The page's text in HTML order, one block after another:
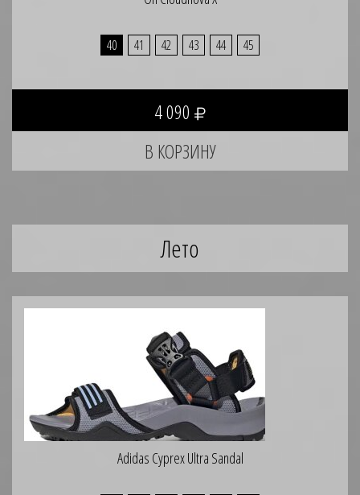
40 41 42 43 44 45
4 090
Лето
Adidas Cyprex Ultra Sandal